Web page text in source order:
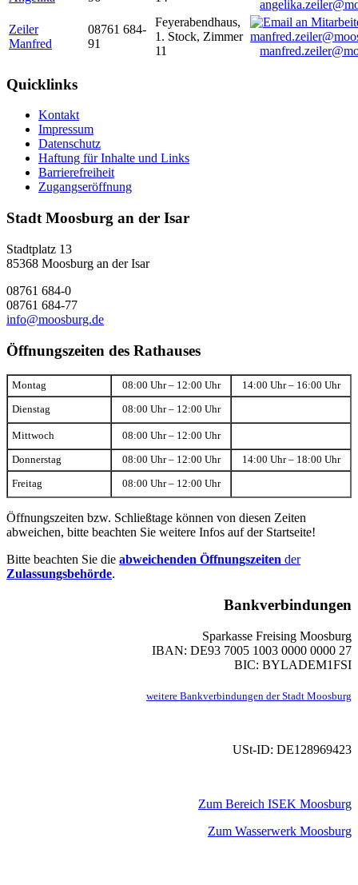
Zeiler
Manfred
08761 684-
91
Feyerabendhaus,
1. Stock, Zimmer
11
Quicklinks
Kontakt
Impressum
Datenschutz
Haftung für Inhalte und Links
Barrierefreiheit
Zugangseröffnung
Stadt Moosburg an der Isar
Stadtplatz 13
85368 Moosburg an der Isar
08761 684-0
08761 684-77
info@moosburg.de
Öffnungszeiten des Rathauses
Montag 08:00 Uhr – 12:00 Uhr 14:00 Uhr – 16:00 Uhr
Dienstag 08:00 Uhr – 12:00 Uhr
Mittwoch 08:00 Uhr – 12:00 Uhr
Donnerstag 08:00 Uhr – 12:00 Uhr 14:00 Uhr – 18:00 Uhr
Freitag 08:00 Uhr – 12:00 Uhr
Öffnungszeiten bzw. Schließtage können von diesen Zeiten
abweichen, bitte beachten Sie weitere Infos auf der Startseite!
Bitte beachten Sie die abweichenden Öffnungszeiten der
Zulassungsbehörde.
Bankverbindungen
Sparkasse Freising Moosburg
IBAN: DE93 7005 1003 0000 0000 27
BIC: BYLADEM1FSI
weitere Bankverbindungen der Stadt Moosburg
USt-ID: DE128969423
Zum Bereich ISEK Moosburg
Zum Wasserwerk Moosburg